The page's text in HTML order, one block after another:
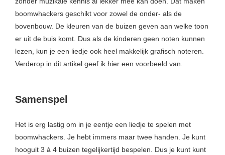
boomwhackers geschikt voor zowel de onder- als de
bovenbouw. De kleuren van de buizen geven aan welke toon
er uit de buis komt. Dus als de kinderen geen noten kunnen
lezen, kun je een liedje ook heel makkelijk grafisch noteren.
Verderop in dit artikel geef ik hier een voorbeeld van.
Samenspel
Het is erg lastig om in je eentje een liedje te spelen met
boomwhackers. Je hebt immers maar twee handen. Je kunt
hooguit 3 à 4 buizen tegelijkertijd bespelen. Dus je kunt kunt